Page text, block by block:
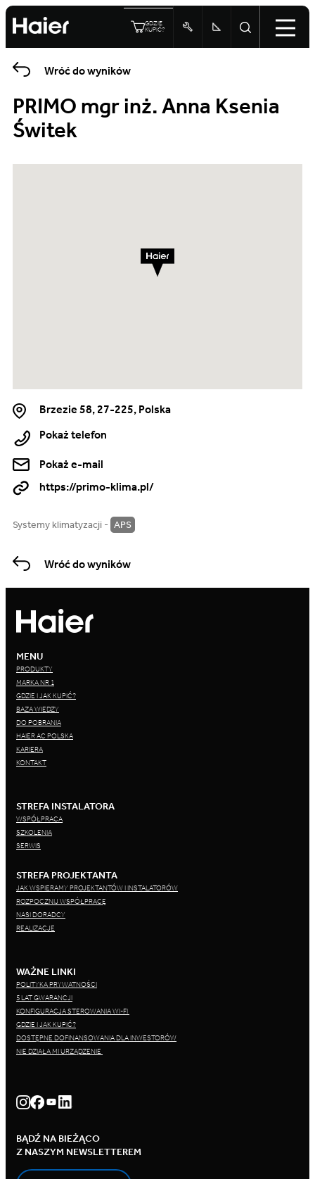
GDZIE
KUPIĆ?
Wróć do wyników
PRIMO mgr inż. Anna Ksenia
Świtek
Brzezie 58, 27-225, Polska
Pokaż telefon
https://primo-klima.pl/
Pokaż e-mail
Systemy klimatyzacji - APS
Wróć do wyników
MENU
PRODUKTY
MARKA NR 1
GDZIE I JAK KUPIĆ?
BAZA WIEDZY
DO POBRANIA
HAIER AC POLSKA
KARIERA
KONTAKT
STREFA INSTALATORA
WSPÓŁPRACA
SZKOLENIA
SERWIS
STREFA PROJEKTANTA
JAK WSPIERAMY PROJEKTANTÓW I INSTALATORÓW
ROZPOCZNIJ WSPÓŁPRACĘ
NASI DORADCY
REALIZACJE
WAŻNE LINKI
POLITYKA PRYWATNOŚCI
5 LAT GWARANCJI
KONFIGURACJA STEROWANIA WI-FI
GDZIE I JAK KUPIĆ?
DOSTĘPNE DOFINANSOWANIA DLA INWESTORÓW
NIE DZIAŁA MI URZĄDZENIE
BĄDŹ NA BIEŻĄCO
Z NASZYM NEWSLETTEREM